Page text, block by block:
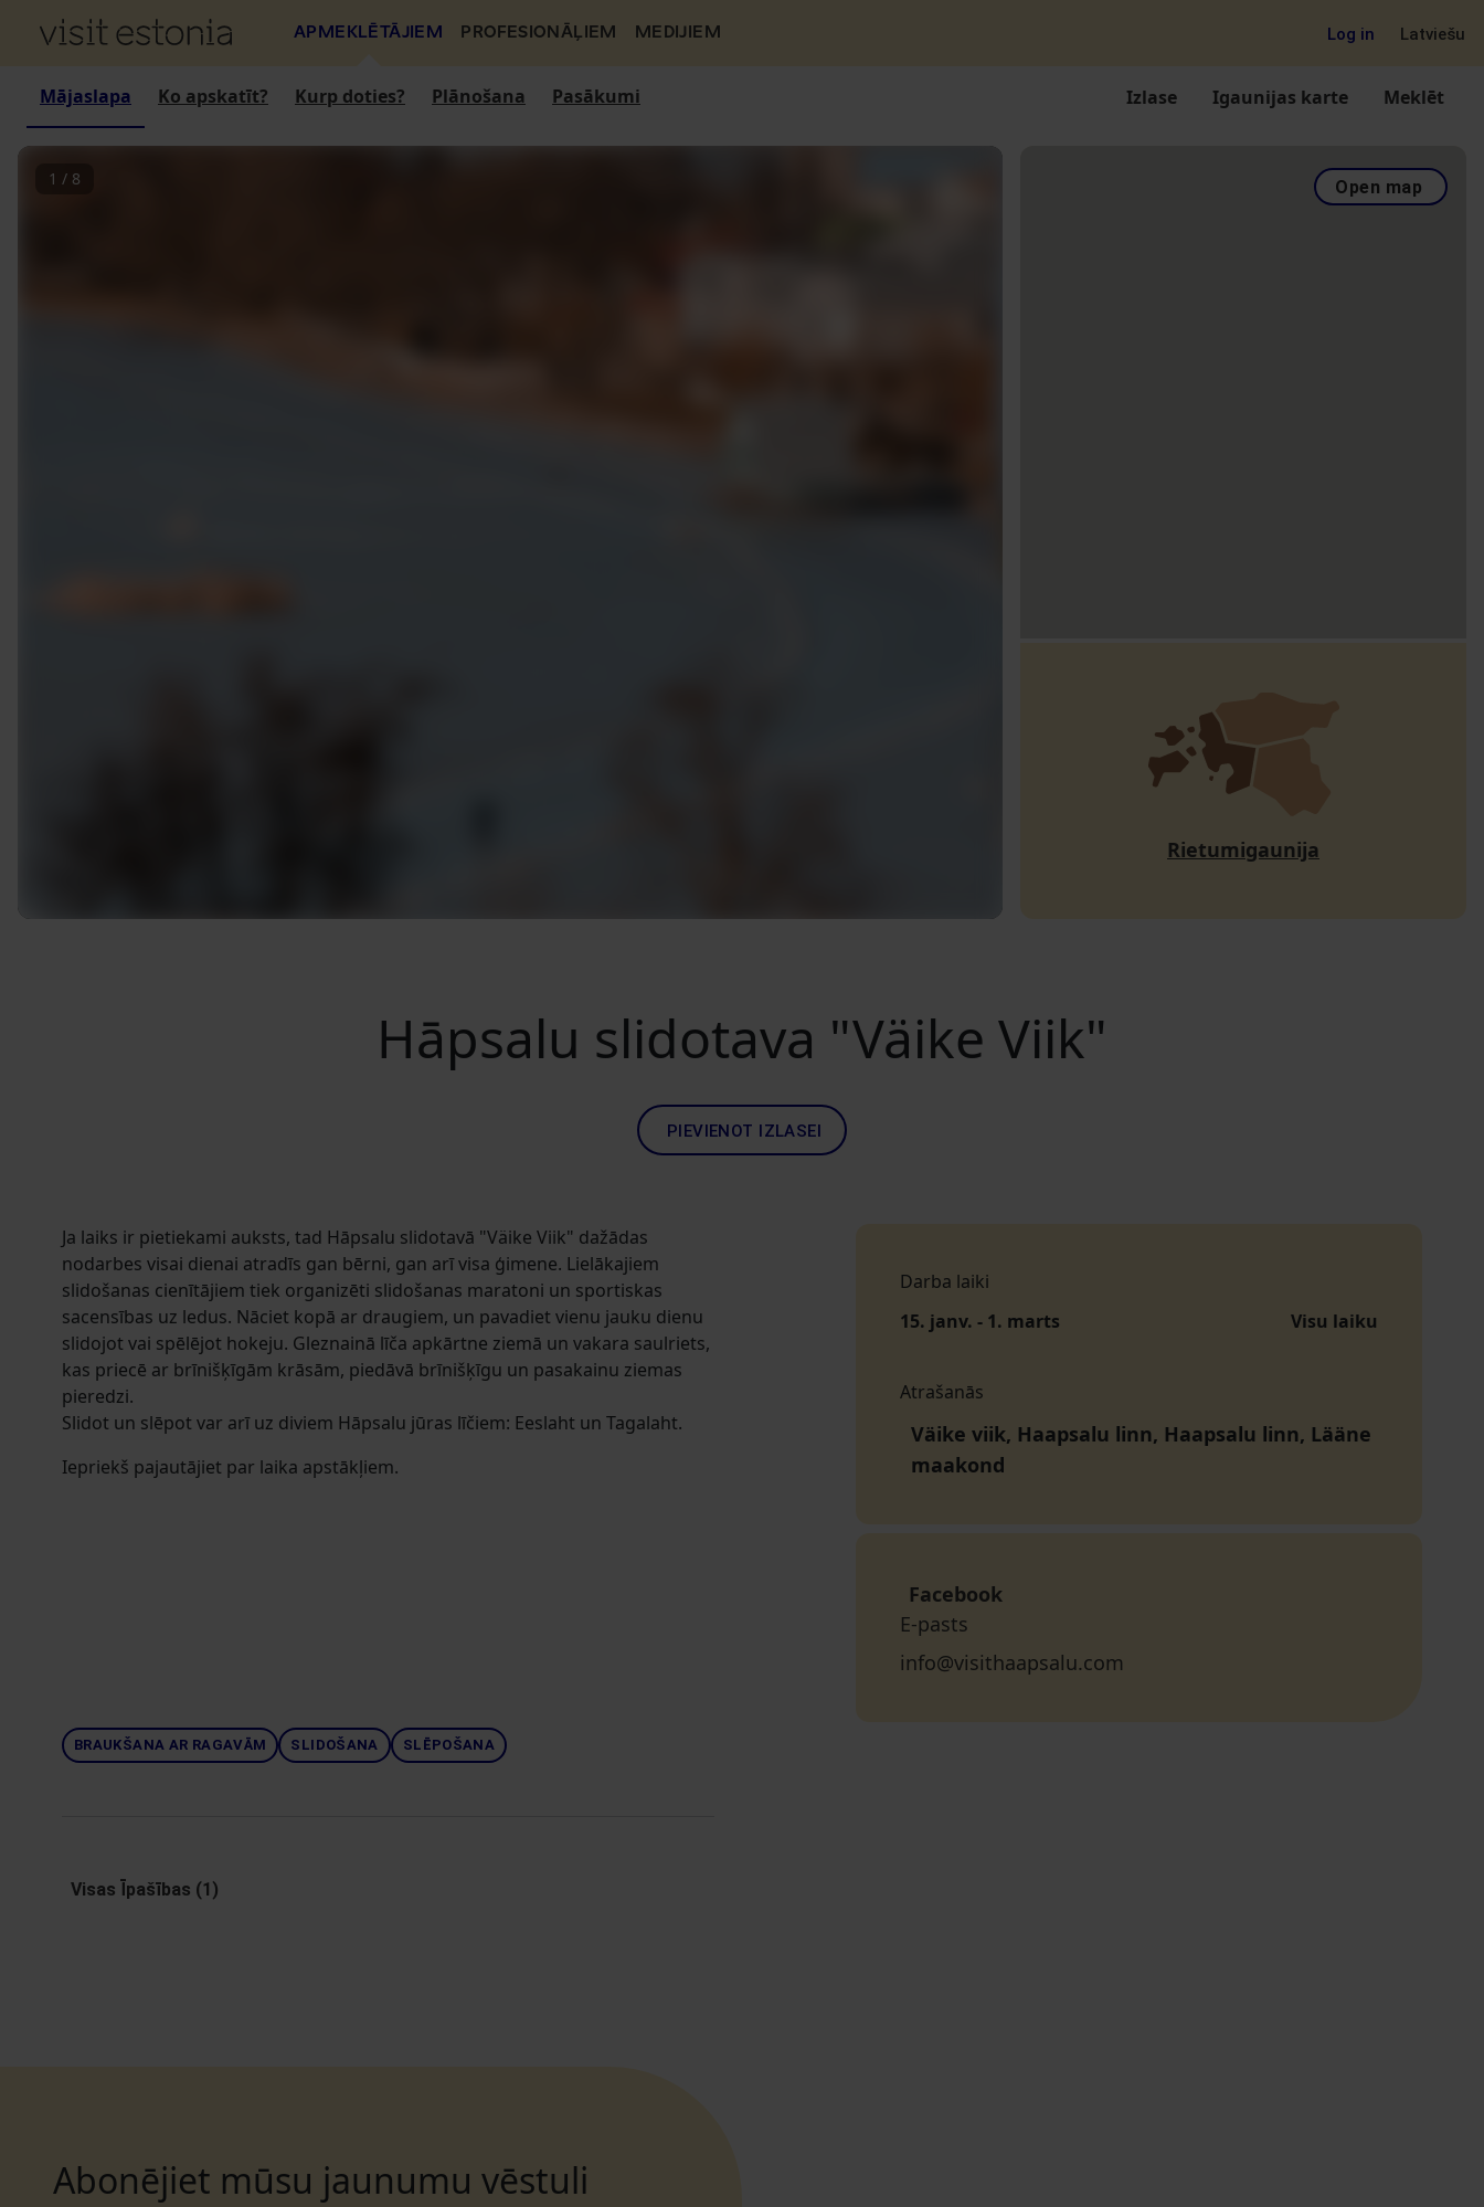
APMEKLĒTĀJIEM PROFESIONĀĻIEM MEDIJIEM Log in Latviešu
Mājaslapa Ko apskatīt? Kurp doties? Plānošana Pasākumi Izlase Igaunijas karte Meklēt
1 / 8 Open map
Rietumigaunija
Hāpsalu slidotava "Väike Viik"
PIEVIENOT IZLASEI
Ja laiks ir pietiekami auksts, tad Hāpsalu slidotavā "Väike Viik" dažādas
nodarbes visai dienai atradīs gan bērni, gan arī visa ģimene. Lielākajiem
slidošanas cienītājiem tiek organizēti slidošanas maratoni un sportiskas
sacensības uz ledus. Nāciet kopā ar draugiem, un pavadiet vienu jauku dienu
slidojot vai spēlējot hokeju. Gleznainā līča apkārtne ziemā un vakara saulriets,
kas priecē ar brīnišķīgām krāsām, piedāvā brīnišķīgu un pasakainu ziemas
pieredzi.
Slidot un slēpot var arī uz diviem Hāpsalu jūras līčiem: Eeslaht un Tagalaht.
Iepriekš pajautājiet par laika apstākļiem.
BRAUKŠANA AR RAGAVĀM SLIDOŠANA SLĒPOŠANA
Visas Īpašības (1)
Darba laiki
15. janv. - 1. marts
Visu laiku
Atrašanās
Väike viik, Haapsalu linn, Haapsalu linn, Lääne
maakond
Facebook
E-pasts
info@visithaapsalu.com
Abonējiet mūsu jaunumu vēstuli